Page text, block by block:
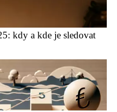
kdy a kde je sledovat